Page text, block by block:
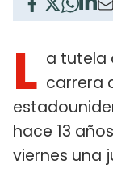
L a tutela
carrera
hace 13
viernes una